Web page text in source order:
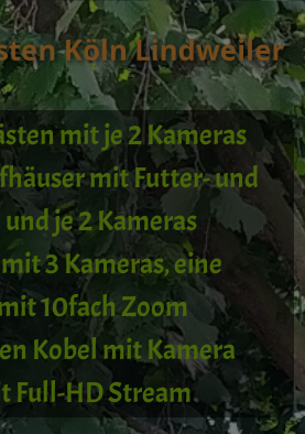
mit je 2 Kameras
mit Futter- und
je 2 Kameras
3 Kameras, eine
10fach Zoom
Kobel mit Kamera
Full-HD Stream